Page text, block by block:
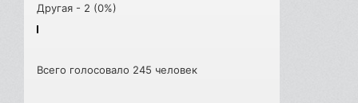
Другая - 2 (0%)
Всего голосовало 245 человек